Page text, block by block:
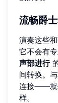
流畅爵
演奏这些
它不会有
声部进行
间转换。
连接——就
样。